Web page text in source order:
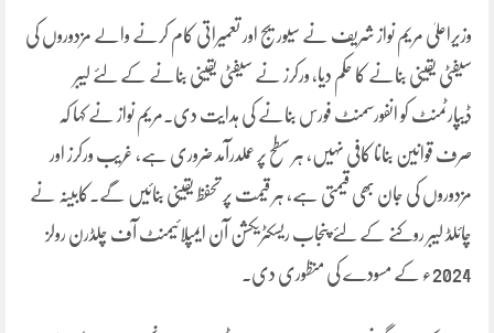
وزیراعلیٰ مریم نواز شریف نے سیوریج اور تعمیراتی کام کرنے والے مزدوروں کی
سیفٹی یقینی بنانے کا حکم دیا، ورکرز نے سیفٹی یقینی بنانے کے لئے لیبر
ڈیپارٹمنٹ کو انفورسمنٹ فورس بنانے کی ہدایت دی۔مریم نواز نے کہا کہ
صرف قوانین بنانا کافی نہیں، ہر سطح پر عملدرآمد ضروری ہے، غریب ورکرز اور
مزدوروں کی جان بھی قیمتی ہے، ہر قیمت پر تحفظ یقینی بنائیں گے۔کابینہ نے
چائلڈ لیبر روکنے کے لئے پنجاب ریسکٹریکشن آن ایمپلائیمنٹ آف چلڈرن رولز
2024ء کے مسودے کی منظوری دی۔